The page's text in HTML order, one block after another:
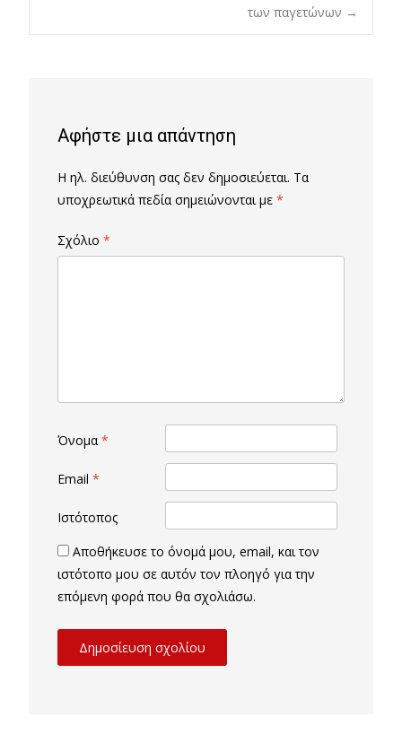
navigation
των παγετώνων →
Αφήστε μια απάντηση
Η ηλ. διεύθυνση σας δεν δημοσιεύεται. Τα
υποχρεωτικά πεδία σημειώνονται με *
Σχόλιο *
Όνομα *
Email *
Ιστότοπος
Αποθήκευσε το όνομά μου, email, και τον
ιστότοπο μου σε αυτόν τον πλοηγό για την
επόμενη φορά που θα σχολιάσω.